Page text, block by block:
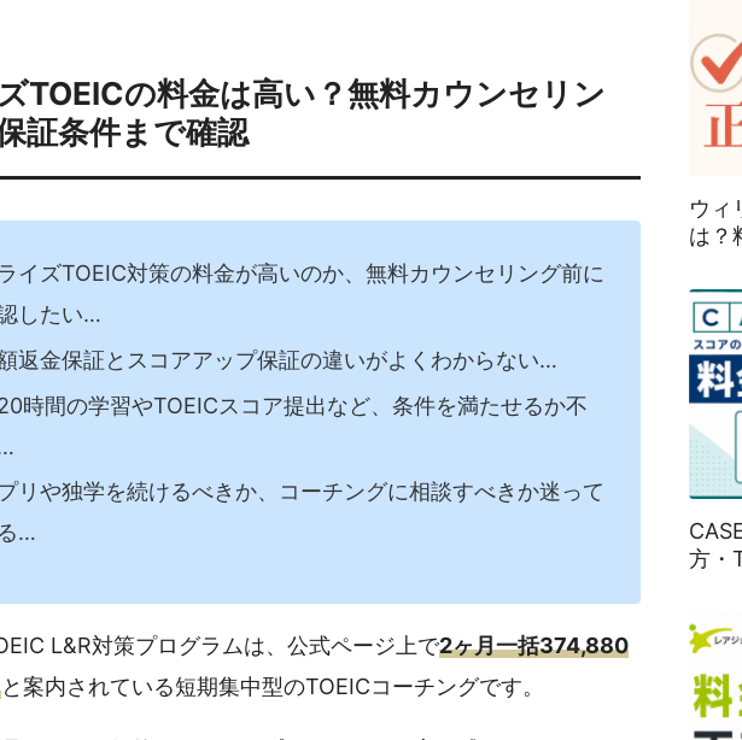
TOEICの料金は高い？無料カウンセリン
証条件まで確認
イズTOEIC対策の料金が高いのか、無料カウンセリング前に
したい…
返金保証とスコアアップ保証の違いがよくわからない…
時間の学習やTOEICスコア提出など、条件を満たせるか不
リや独学を続けるべきか、コーチングに相談すべきか迷って
…
L&R対策プログラムは、公式ページ上で2ヶ月一括374,880
と案内されている短期集中型のTOEICコーチングです。
ウィ
は？
方・